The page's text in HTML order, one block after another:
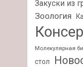
Закуски из
Зоология
Молекулярная
стол